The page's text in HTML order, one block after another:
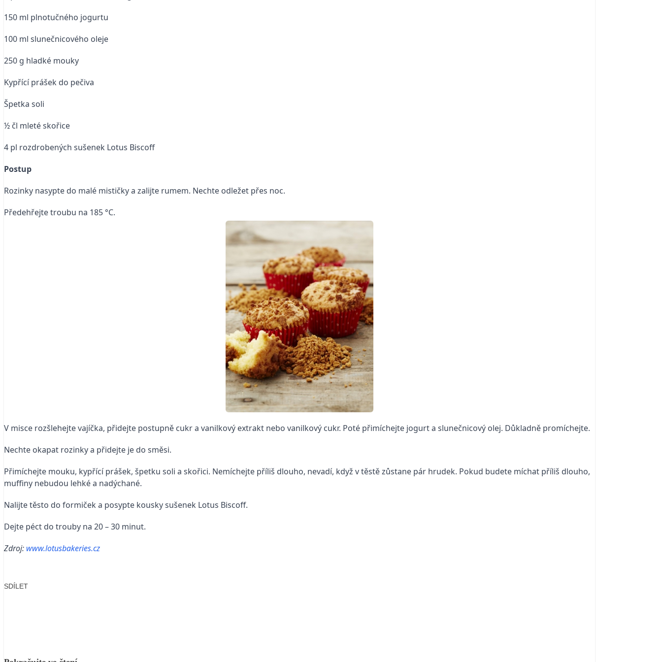
150 ml plnotučného jogurtu
100 ml slunečnicového oleje
250 g hladké mouky
Kypřící prášek do pečiva
Špetka soli
½ čl mleté skořice
4 pl rozdrobených sušenek Lotus Biscoff
Postup
Rozinky nasypte do malé mističky a zalijte rumem. Nechte odležet přes noc.
Předehřejte troubu na 185 °C.
V misce rozšlehejte vajíčka, přidejte postupně cukr a vanilkový extrakt nebo vanilkový cukr. Poté přimíchejte jogurt a slunečnicový olej. Důkladně promíchejte.
Nechte okapat rozinky a přidejte je do směsi.
Přimíchejte mouku, kypřící prášek, špetku soli a skořici. Nemíchejte příliš dlouho, nevadí, když v těstě zůstane pár hrudek. Pokud budete míchat příliš dlouho,
muffiny nebudou lehké a nadýchané.
Nalijte těsto do formiček a posypte kousky sušenek Lotus Biscoff.
Dejte péct do trouby na 20 – 30 minut.
Zdroj: www.lotusbakeries.cz
SDÍLET